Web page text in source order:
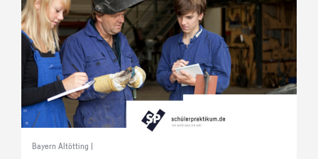
Bayern Altötting |